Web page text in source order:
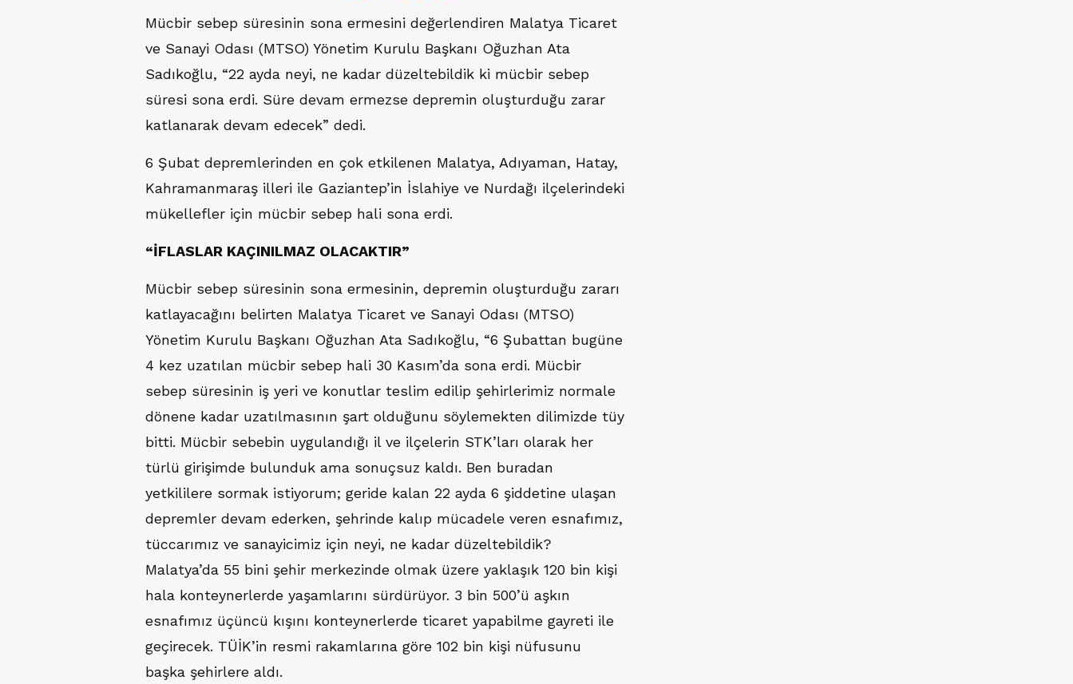
Mücbir sebep süresinin sona ermesini değerlendiren Malatya Ticaret
ve Sanayi Odası (MTSO) Yönetim Kurulu Başkanı Oğuzhan Ata
Sadıkoğlu, “22 ayda neyi, ne kadar düzeltebildik ki mücbir sebep
süresi sona erdi. Süre devam ermezse depremin oluşturduğu zarar
katlanarak devam edecek” dedi.
6 Şubat depremlerinden en çok etkilenen Malatya, Adıyaman, Hatay,
Kahramanmaraş illeri ile Gaziantep’in İslahiye ve Nurdağı ilçelerindeki
mükellefler için mücbir sebep hali sona erdi.
“İFLASLAR KAÇINILMAZ OLACAKTIR”
Mücbir sebep süresinin sona ermesinin, depremin oluşturduğu zararı
katlayacağını belirten Malatya Ticaret ve Sanayi Odası (MTSO)
Yönetim Kurulu Başkanı Oğuzhan Ata Sadıkoğlu, “6 Şubattan bugüne
4 kez uzatılan mücbir sebep hali 30 Kasım’da sona erdi. Mücbir
sebep süresinin iş yeri ve konutlar teslim edilip şehirlerimiz normale
dönene kadar uzatılmasının şart olduğunu söylemekten dilimizde tüy
bitti. Mücbir sebebin uygulandığı il ve ilçelerin STK’ları olarak her
türlü girişimde bulunduk ama sonuçsuz kaldı. Ben buradan
yetkililere sormak istiyorum; geride kalan 22 ayda 6 şiddetine ulaşan
depremler devam ederken, şehrinde kalıp mücadele veren esnafımız,
tüccarımız ve sanayicimiz için neyi, ne kadar düzeltebildik?
Malatya’da 55 bini şehir merkezinde olmak üzere yaklaşık 120 bin kişi
hala konteynerlerde yaşamlarını sürdürüyor. 3 bin 500’ü aşkın
esnafımız üçüncü kışını konteynerlerde ticaret yapabilme gayreti ile
geçirecek. TÜİK’in resmi rakamlarına göre 102 bin kişi nüfusunu
başka şehirlere aldı.